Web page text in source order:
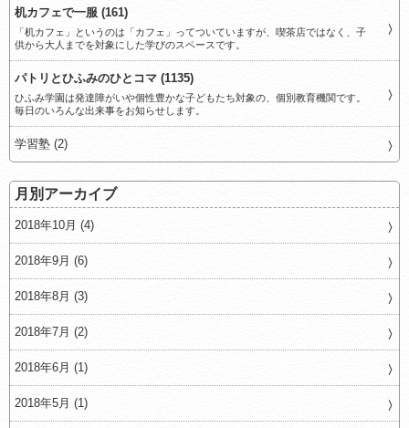
机カフェで一服 (161)
「机カフェ」というのは「カフェ」ってついていますが、喫茶店ではなく、子
供から大人までを対象にした学びのスペースです。
パトリとひふみのひとコマ (1135)
ひふみ学園は発達障がいや個性豊かな子どもたち対象の、個別教育機関です。
毎日のいろんな出来事をお知らせします。
学習塾 (2)
月別アーカイブ
2018年10月 (4)
2018年9月 (6)
2018年8月 (3)
2018年7月 (2)
2018年6月 (1)
2018年5月 (1)